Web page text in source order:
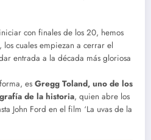
con finales de los 20, hemos
cuales empiezan a cerrar el
entrada a la década más gloriosa
es Gregg Toland, uno de los
de la historia, quien abre los
John Ford en el film ‘La uvas de la